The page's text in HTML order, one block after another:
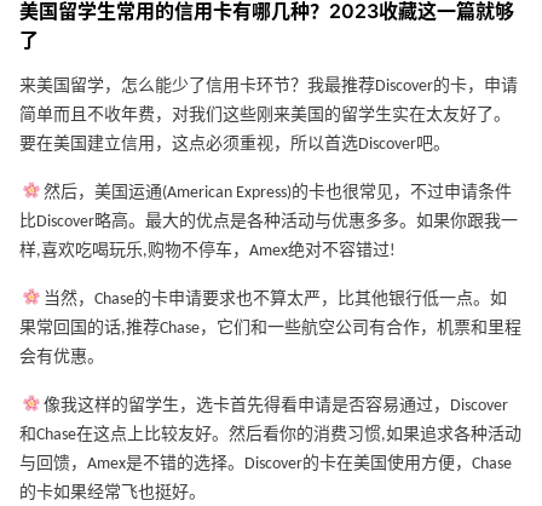
美国留学生常用的信用卡有哪几种？2023收藏这一篇就够
了
来美国留学，怎么能少了信用卡环节？我最推荐Discover的卡，申请
简单而且不收年费，对我们这些刚来美国的留学生实在太友好了。
要在美国建立信用，这点必须重视，所以首选Discover吧。
然后，美国运通(American Express)的卡也很常见，不过申请条件
比Discover略高。最大的优点是各种活动与优惠多多。如果你跟我一
样,喜欢吃喝玩乐,购物不停车，Amex绝对不容错过!
当然，Chase的卡申请要求也不算太严，比其他银行低一点。如
果常回国的话,推荐Chase，它们和一些航空公司有合作，机票和里程
会有优惠。
像我这样的留学生，选卡首先得看申请是否容易通过，Discover
和Chase在这点上比较友好。然后看你的消费习惯,如果追求各种活动
与回馈，Amex是不错的选择。Discover的卡在美国使用方便，Chase
的卡如果经常飞也挺好。